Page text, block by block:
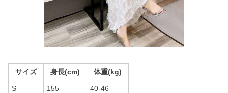
サイズ 身長(cm) 体重(kg)
S 155 40-46